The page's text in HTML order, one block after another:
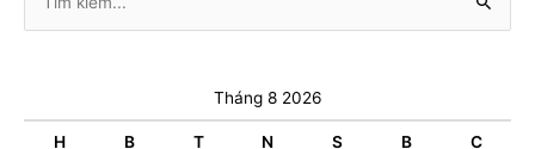
kiếm:
Tháng 8 2026
H B T N S B C